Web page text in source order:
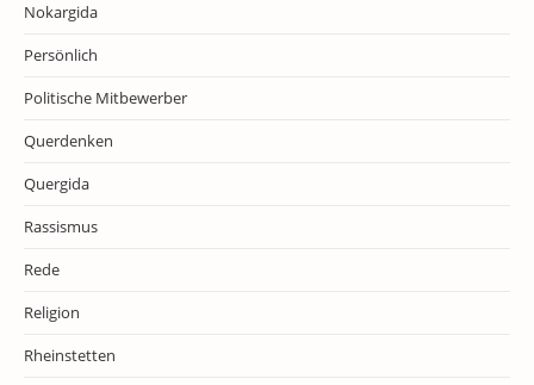
Nokargida
Persönlich
Politische Mitbewerber
Querdenken
Quergida
Rassismus
Rede
Religion
Rheinstetten